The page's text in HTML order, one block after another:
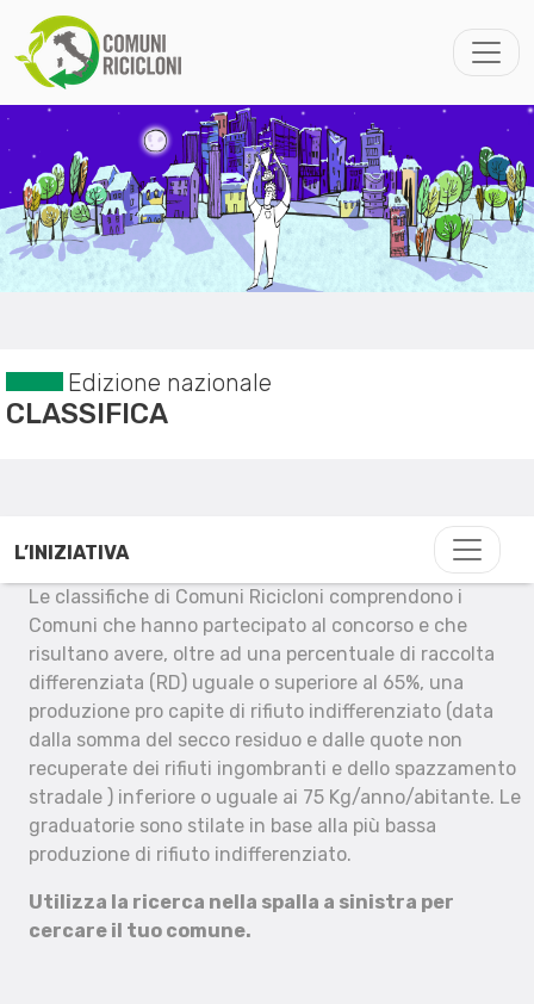
Edizione nazionale
CLASSIFICA
L’INIZIATIVA
Le classifiche di Comuni Ricicloni comprendono i
Comuni che hanno partecipato al concorso e che
risultano avere, oltre ad una percentuale di raccolta
differenziata (RD) uguale o superiore al 65%, una
produzione pro capite di rifiuto indifferenziato (data
dalla somma del secco residuo e dalle quote non
recuperate dei rifiuti ingombranti e dello spazzamento
stradale ) inferiore o uguale ai 75 Kg/anno/abitante. Le
graduatorie sono stilate in base alla più bassa
produzione di rifiuto indifferenziato.
Utilizza la ricerca nella spalla a sinistra per
cercare il tuo comune.